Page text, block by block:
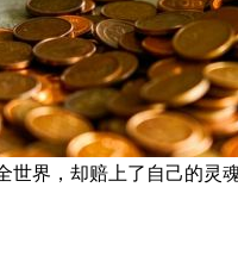
世界，却赔上了自己的灵